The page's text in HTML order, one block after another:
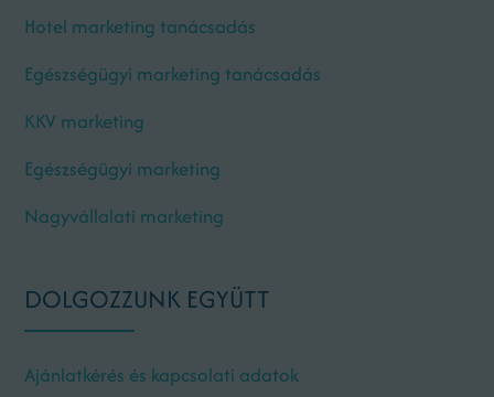
Hotel marketing tanácsadás
Egészségügyi marketing tanácsadás
KKV marketing
Egészségügyi marketing
Nagyvállalati marketing
DOLGOZZUNK EGYÜTT
Ajánlatkérés és kapcsolati adatok